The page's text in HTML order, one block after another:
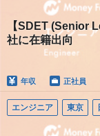
【SDET (Senior
社に在籍出向
年収 正社員
エンジニア 東京